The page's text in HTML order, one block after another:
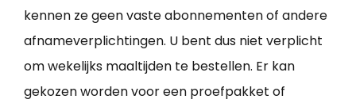
kennen ze geen vaste abonnementen of andere
afnameverplichtingen. U bent dus niet verplicht
om wekelijks maaltijden te bestellen. Er kan
gekozen worden voor een proefpakket of